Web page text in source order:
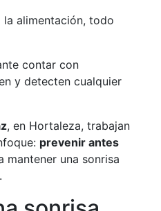
la alimentación, todo
contar con
y detecten cualquier
, en Hortaleza, trabajan
prevenir antes
mantener una sonrisa